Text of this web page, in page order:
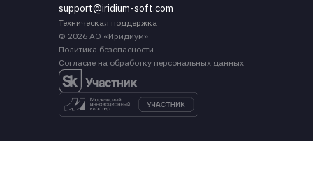
support@iridium-soft.com
Техническая поддержка
© 2026 АО «Иридиум»
Политика безопасности
Согласие на обработку персональных данных